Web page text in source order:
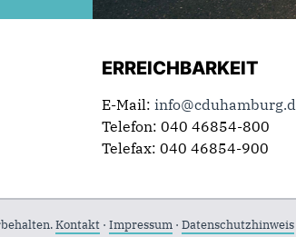
ERREICHBARKEIT
E-Mail:
Telefon: 040 46854-800
Telefax: 040 46854-900
Kontakt · Impressum · Datenschutzhinweis